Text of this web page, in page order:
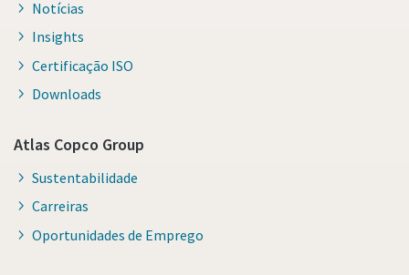
Notícias
Insights
Certificação ISO
Downloads
Atlas Copco Group
Sustentabilidade
Carreiras
Oportunidades de Emprego